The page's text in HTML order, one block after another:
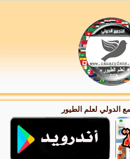
الدولي لعلم الطيور